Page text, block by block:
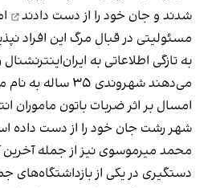
شدند و جان خود را از دست دادند
مسئولیتی در قبال مرگ این افراد
به تازگی اطلاعاتی به
می‌دهند شهروندی ۳۵
امسال بر اثر ضربات باتون ماموران
شهر رشت جان خود را از دست داده
محمد میرموسوی نیز از جمله
دستگیری در یکی از بازداشتگاه‌های